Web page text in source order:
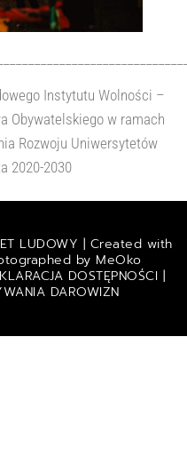
Instytutu Wolności –
Obywatelskiego w ramach
Rozwoju Uniwersytetów
2020-2030
LUDOWY | Created with
by MeOko
DOSTĘPNOŚCI |
DAROWIZN